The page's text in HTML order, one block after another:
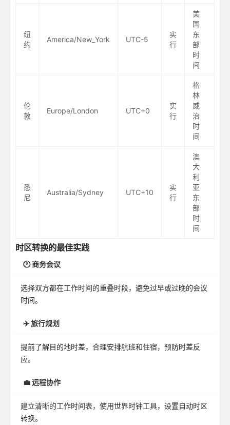
纽
约
America/New_York UTC-5
实
行
美
国
东
部
时
间
伦
敦
Europe/London UTC+0
实
行
格
林
威
治
时
间
悉
尼
Australia/Sydney UTC+10
实
行
澳
大
利
亚
东
部
时
间
时区转换的最佳实践
🕐 商务会议
选择双方都在工作时间的重叠时段，避免过早或过晚的会议
时间。
✈️ 旅行规划
提前了解目的地时差，合理安排航班和住宿，预防时差反
应。
💼 远程协作
建立清晰的工作时间表，使用世界时钟工具，设置自动时区
转换。